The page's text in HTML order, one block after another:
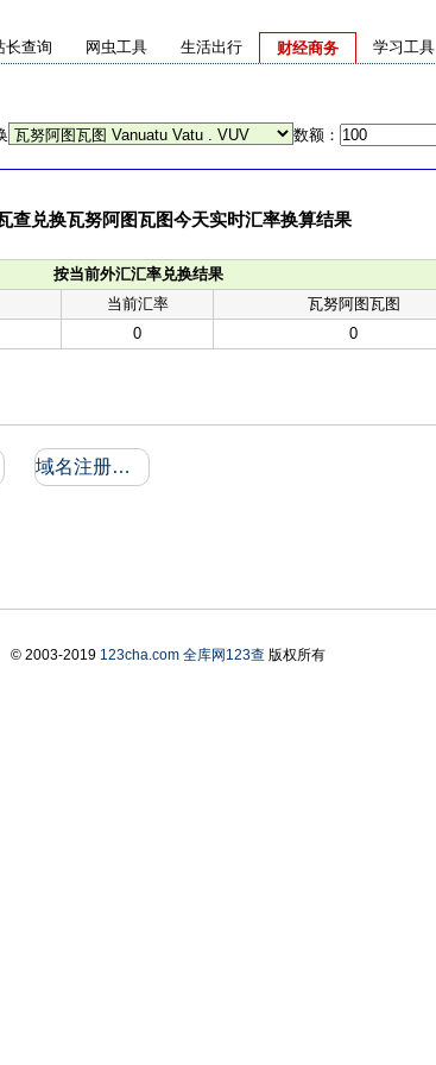
长查询 网虫工具 生活出行
财经商务
学习工具
数额：
查兑换瓦努阿图瓦图今天实时汇率换算结果
按当前外汇汇率兑换结果
当前汇率
瓦努阿图瓦图
0 0
域名注册信息
© 2003-2019 123cha.com 全库网123查版权所有